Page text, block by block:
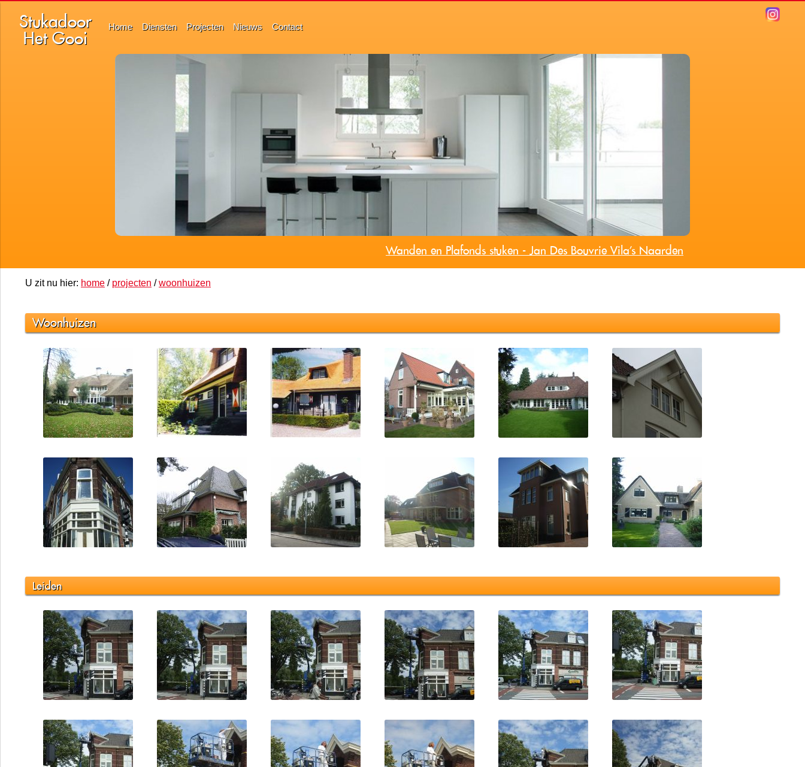
Stukadoor
Het Gooi
Home Diensten Projecten Nieuws Contact
Wanden en Plafonds stuken - Jan Des Bouvrie Vila's Naarden
U zit nu hier: home / projecten /woonhuizen
Woonhuizen
Leiden